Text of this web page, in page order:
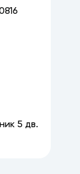
5 дв.